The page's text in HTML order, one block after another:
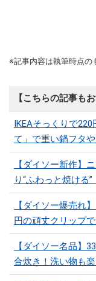
※記事内容は執筆時点の
【こちらの記事も
IKEAそっくりで
て」で重い鍋フタ
【ダイソー新作】
り“ふわっと焼ける
【ダイソー爆売れ
円の頑丈クリップ
【ダイソー名品】
合炊き！洗い物も